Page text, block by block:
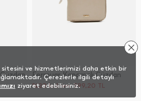
Fermuar Kapamalı Cüzdan
%20 İndirim 399,20 TL
sitesini ve hizmetlerimizi daha etkin bir
Çerezlerle ilgili detaylı
ziyaret edebilirsiniz.